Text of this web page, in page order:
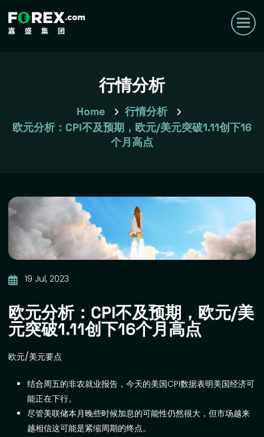
行情分析
Home
行情分析
欧元分析：CPI不及预期，欧元/美元突破1.11创下16
个月高点
19 Jul, 2023
欧元分析：CPI不及预期，欧元/美
元突破1.11创下16个月高点
欧元/美元要点
结合周五的非农就业报告，今天的美国CPI数据表明美国经济可
能正在下行。
尽管美联储本月晚些时候加息的可能性仍然很大，但市场越来
越相信这可能是紧缩周期的终点。